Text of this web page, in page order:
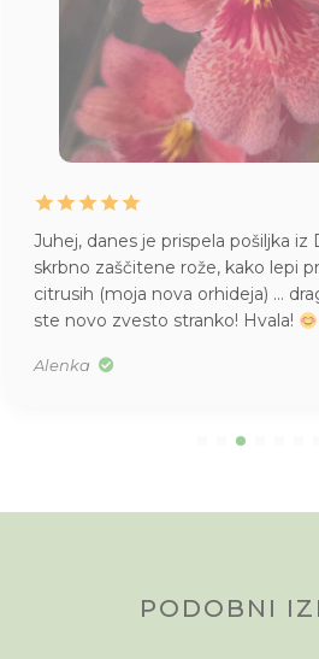
Juhej, danes je prispela pošiljka iz
skrbno zaščitene rože, kako lepi
citrusih (moja nova orhideja) …
ste novo zvesto stranko! Hvala!
Alenka
PODOBNI